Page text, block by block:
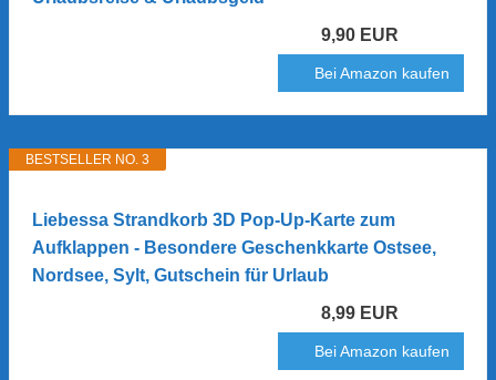
9,90 EUR
Bei Amazon kaufen
BESTSELLER NO. 3
Liebessa Strandkorb 3D Pop-Up-Karte zum
Aufklappen - Besondere Geschenkkarte Ostsee,
Nordsee, Sylt, Gutschein für Urlaub
8,99 EUR
Bei Amazon kaufen